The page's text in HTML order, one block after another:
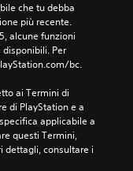
che tu debba
più recente.
alcune funzioni
Per
bc.
ai Termini di
di PlayStation e a
applicabile a
questi Termini,
dettagli, consultare i